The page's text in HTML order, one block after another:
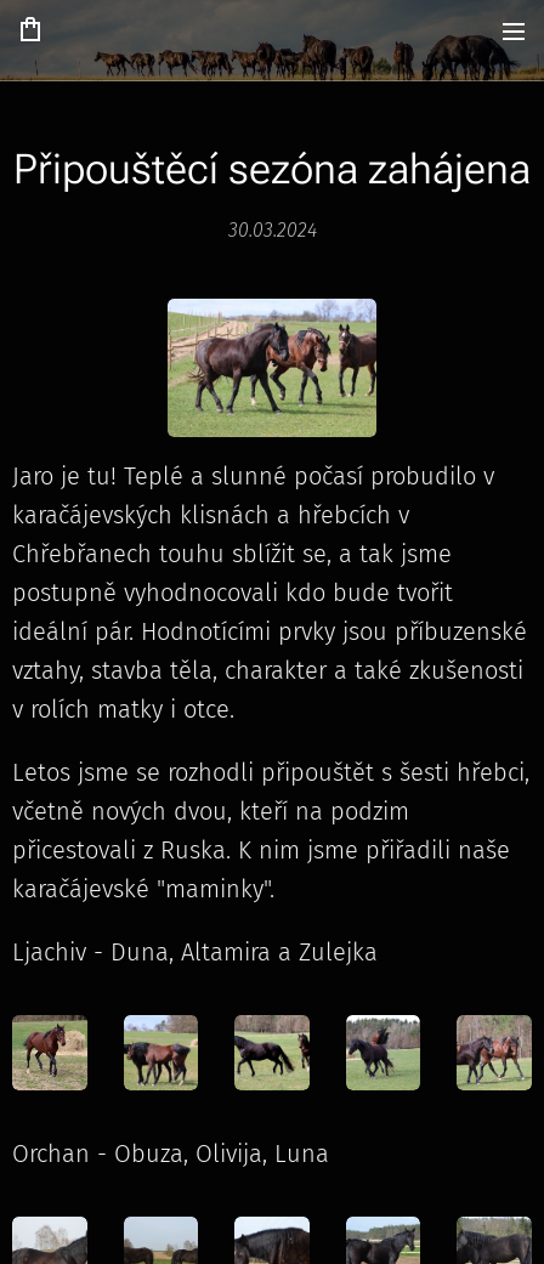
Připouštěcí sezóna zahájena
30.03.2024
Jaro je tu! Teplé a slunné počasí probudilo v
karačájevských klisnách a hřebcích v
Chřebřanech touhu sblížit se, a tak jsme
postupně vyhodnocovali kdo bude tvořit
ideální pár. Hodnotícími prvky jsou příbuzenské
vztahy, stavba těla, charakter a také zkušenosti
v rolích matky i otce.
Letos jsme se rozhodli připouštět s šesti hřebci,
včetně nových dvou, kteří na podzim
přicestovali z Ruska. K nim jsme přiřadili naše
karačájevské "maminky".
Ljachiv - Duna, Altamira a Zulejka
Orchan - Obuza, Olivija, Luna